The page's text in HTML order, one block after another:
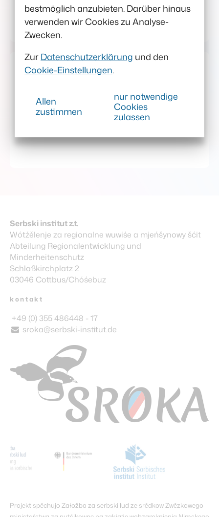
Pokazuj serbsku rěc! Mach
Sorbisch sichtbar!
Serbski institut z.t.
Wótźělenje za regionalne wuwiśe a mjeńšynowy šćit
Abteilung Regionalentwicklung und
Minderheitenschutz
Schloßkirchplatz 2
03046 Cottbus/Chóśebuz
kontakt
+49 (0) 355 486448 - 17
sroka@serbski-institut.de
Projekt spěchujo Załožba za serbski lud ze srědkow Zwězkowego
bestmöglich anzubieten. Darüber hinaus
verwenden wir Cookies zu Analyse-
Zwecken.
ZurDatenschutzerklärung und den
Cookie-Einstellungen.
Allen
zustimmen
nur notwendige
Cookies
zulassen